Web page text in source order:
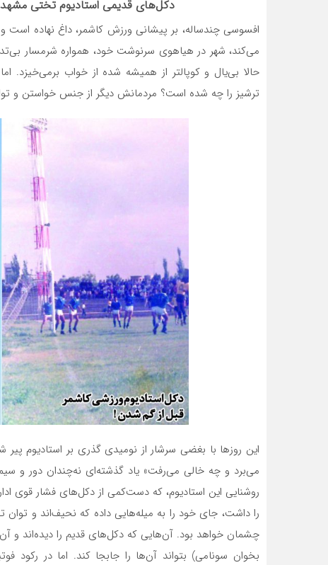
دکل‌های قدیمی استادیوم تختی
افسوسی چندساله، بر پیشانی ورزش کاشمر، داغ نهاده است
می‌کند، شهر در هیاهوی سرنوشت خود، همواره شرمسار
حالا بی‌یال و کوپال‏تر از همیشه شده از خواب برمی‌خیزد.
ترشیز را چه شده است؟ مردمانش دیگر از جنس خواستن و
این روزها با بغضی سرشار از نومیدی گذری بر استادیوم
می‌برد و چه خالی می‌رفت» یاد گذشته‌ای نه‌چندان دور و
روشنایی این استادیوم، که دست‌کمی از دکل‌های فشار قوی
را داشت، جای خود را به میله‌هایی داده که نحیف‌اند و
چشمان خواهد بود. آن‌هایی که دکل‌های قدیم را دیده‌اند و
بخوان سونامی) بتواند آن‌ها را جابجا کند. اما در رکود